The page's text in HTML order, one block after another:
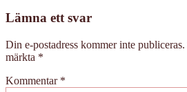
Lämna ett svar
Din e-postadress kommer inte publiceras.
märkta *
Kommentar *